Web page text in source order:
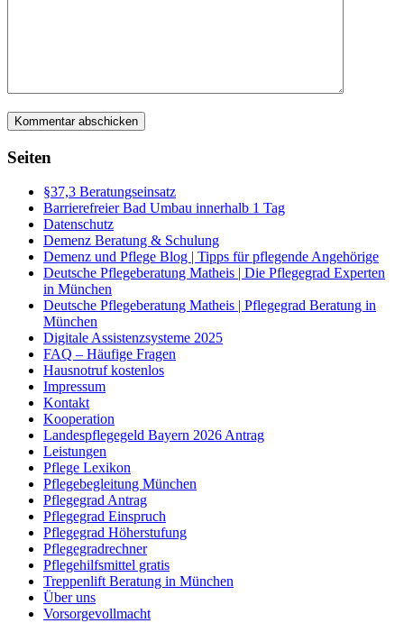
Seiten
§37,3 Beratungseinsatz
Barrierefreier Bad Umbau innerhalb 1 Tag
Datenschutz
Demenz Beratung & Schulung
Demenz und Pflege Blog | Tipps für pflegende Angehörige
Deutsche Pflegeberatung Matheis | Die Pflegegrad Experten
in München
Deutsche Pflegeberatung Matheis | Pflegegrad Beratung in
München
Digitale Assistenzsysteme 2025
FAQ – Häufige Fragen
Hausnotruf kostenlos
Impressum
Kontakt
Kooperation
Landespflegegeld Bayern 2026 Antrag
Leistungen
Pflege Lexikon
Pflegebegleitung München
Pflegegrad Antrag
Pflegegrad Einspruch
Pflegegrad Höherstufung
Pflegegradrechner
Pflegehilfsmittel gratis
Treppenlift Beratung in München
Über uns
Vorsorgevollmacht